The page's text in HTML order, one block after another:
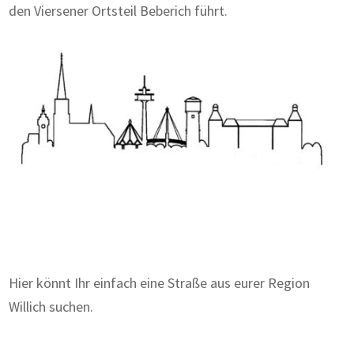
den Viersener Ortsteil Beberich führt.
Hier könnt Ihr einfach eine Straße aus eurer Region
Willich suchen.